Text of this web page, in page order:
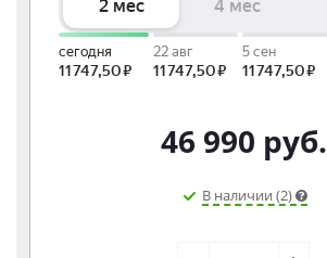
46 990 руб.
В наличии (2)